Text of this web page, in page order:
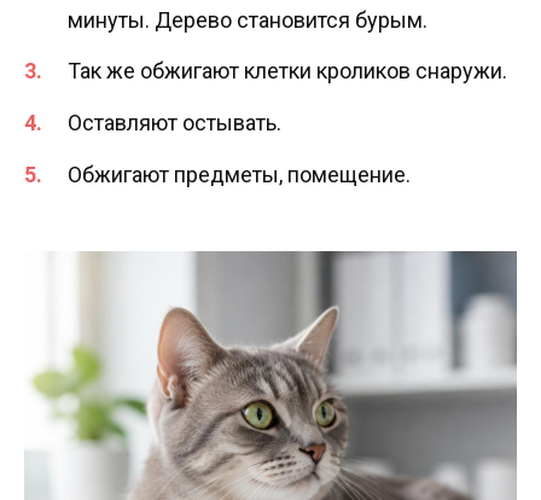
минуты. Дерево становится бурым.
Так же обжигают клетки кроликов снаружи.
Оставляют остывать.
Обжигают предметы, помещение.